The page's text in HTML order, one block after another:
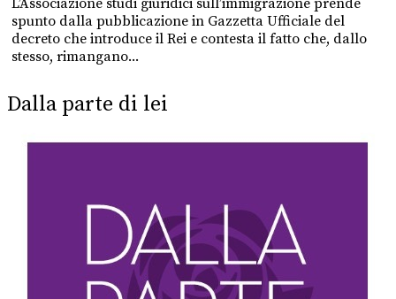
spunto dalla pubblicazione in Gazzetta Ufficiale del
decreto che introduce il Rei e contesta il fatto che, dallo
stesso, rimangano...
Dalla parte di lei